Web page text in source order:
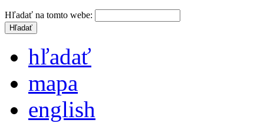
Hľadať na tomto webe:
hľadať
mapa
english